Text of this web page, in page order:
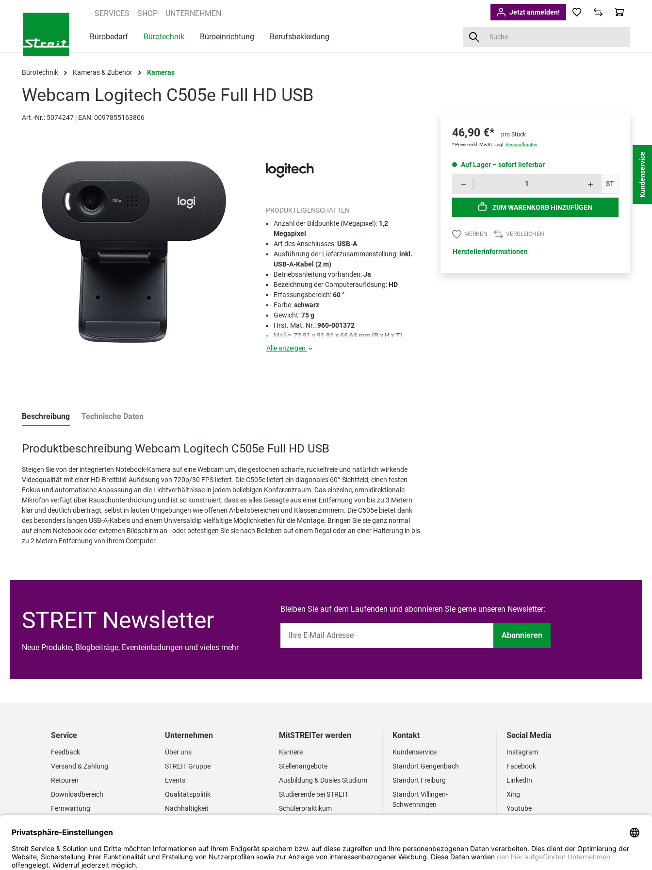
Zur Hauptnavigation springen
SERVICES SHOP UNTERNEHMEN Jetzt anmelden!
Bürobedarf Bürotechnik Büroeinrichtung Berufsbekleidung
Bürotechnik Kameras & Zubehör Kameras
Webcam Logitech C505e Full HD USB
Art.-Nr.: 5074247 | EAN: 0097855163806
PRODUKTEIGENSCHAFTEN
Anzahl der Bildpunkte (Megapixel): 1,2
Megapixel
Art des Anschlusses:USB-A
Ausführung der Lieferzusammenstellung:inkl.
USB-A-Kabel (2 m)
Betriebsanleitung vorhanden:Ja
Bezeichnung der Computerauflösung:HD
Erfassungsbereich:60 °
Farbe:schwarz
Gewicht:75 g
Hrst. Mat. Nr.:960-001372
Maße:72,91 x 91,91 x 66,64 mm (B x H x T)
Alle anzeigen
Beschreibung Technische Daten
Produktbeschreibung Webcam Logitech C505e Full HD USB
Steigen Sie von der integrierten Notebook-Kamera auf eine Webcam um, die gestochen scharfe, ruckelfreie und natürlich wirkende
Videoqualität mit einer HD-Breitbild-Auflösung von 720p/30 FPS liefert. Die C505e liefert ein diagonales 60°-Sichtfeld, einen festen
Fokus und automatische Anpassung an die Lichtverhältnisse in jedem beliebigen Konferenzraum. Das einzelne, omnidirektionale
Mikrofon verfügt über Rauschunterdrückung und ist so konstruiert, dass es alles Gesagte aus einer Entfernung von bis zu 3 Metern
klar und deutlich überträgt, selbst in lauten Umgebungen wie offenen Arbeitsbereichen und Klassenzimmern. Die C505e bietet dank
des besonders langen USB-A-Kabels und einem Universalclip vielfältige Möglichkeiten für die Montage. Bringen Sie sie ganz normal
auf einem Notebook oder externen Bildschirm an - oder befestigen Sie sie nach Belieben auf einem Regal oder an einer Halterung in bis
zu 2 Metern Entfernung von Ihrem Computer.
46,90 €* pro Stück
* Preise exkl. MwSt. zzgl. Versandkosten
Auf Lager – sofort lieferbar
ST
ZUM WARENKORB HINZUFÜGEN
MERKEN VERGLEICHEN
Herstellerinformationen
STREIT Newsletter
Neue Produkte, Blogbeiträge, Eventeinladungen und vieles mehr
Bleiben Sie auf dem Laufenden und abonnieren Sie gerne unseren Newsletter:
Abonnieren
Service
Feedback
Versand & Zahlung
Retouren
Downloadbereich
Fernwartung
Elektronischer
Rechnungsversand
FAQ EUDR
Unternehmen
Über uns
STREIT Gruppe
Events
Qualitätspolitik
Nachhaltigkeit
MitSTREITer werden
Karriere
Stellenangebote
Ausbildung & Duales Studium
Studierende bei STREIT
Schülerpraktikum
Kontakt
Kundenservice
Standort Gengenbach
Standort Freiburg
Standort Villingen-
Schwenningen
Social Media
Instagram
Facebook
LinkedIn
Xing
Youtube
Kundenservice